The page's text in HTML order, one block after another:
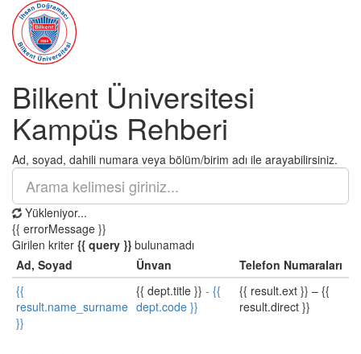
Bilkent Üniversitesi
Kampüs Rehberi
Ad, soyad, dahili numara veya bölüm/birim adı ile arayabilirsiniz.
Yükleniyor...
{{ errorMessage }}
Girilen kriter {{ query }} bulunamadı
Ad, Soyad
Ünvan
Telefon Numaraları
{{
result.name_surname
}}
{{ dept.title }} - {{
dept.code }}
{{ result.ext }} – {{
result.direct }}